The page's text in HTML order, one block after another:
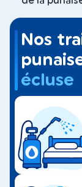
Nos
écluse